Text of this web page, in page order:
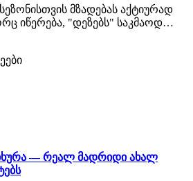
მზადებას აქტიურად
იწერება, "დეზებს" საკმაოდ
რობერტო დე ძერბის მთავარი
ეტაპზე სავინიოა და კლუბი მის
გააკეთებს. ტოტენჰ…
— რეალ მადრიდი ახალ